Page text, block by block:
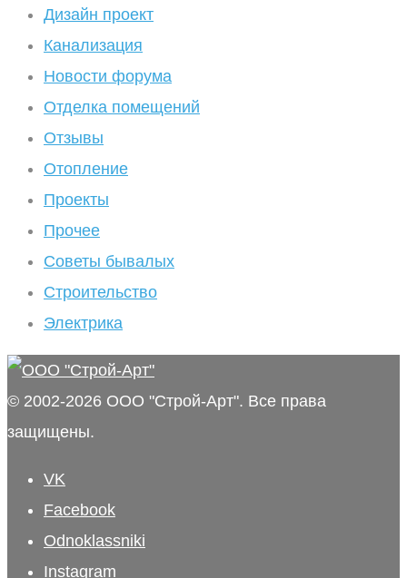
Дизайн проект
Канализация
Новости форума
Отделка помещений
Отзывы
Отопление
Проекты
Прочее
Советы бывалых
Строительство
Электрика
© 2002-2026 ООО "Строй-Арт". Все права
защищены.
VK
Facebook
Odnoklassniki
Instagram